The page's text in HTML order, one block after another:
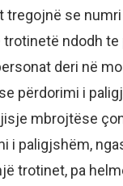
tregojnë se
ndodh te
deri në
përdorimi i
mbrojtëse
i paligjshëm,
trotinet, pa